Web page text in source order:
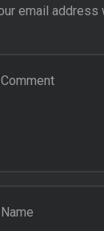
email address